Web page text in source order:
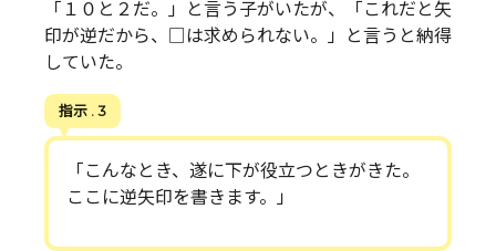
「１０と２だ。」と言う子がいたが、「これだと矢
印が逆だから、□は求められない。」と言うと納得
していた。
指示 . 3
「こんなとき、遂に下が役立つときがきた。
ここに逆矢印を書きます。」